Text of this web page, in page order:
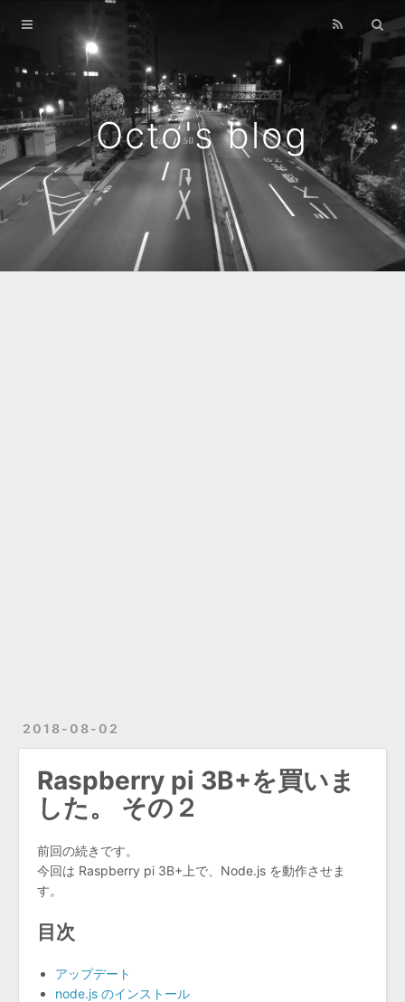
Octo's blog
2018-08-02
Raspberry pi 3B+を買いま
した。 その２
前回の続きです。
今回は Raspberry pi 3B+上で、Node.js を動作させま
す。
目次
アップデート
node.js のインストール
Home
Archives